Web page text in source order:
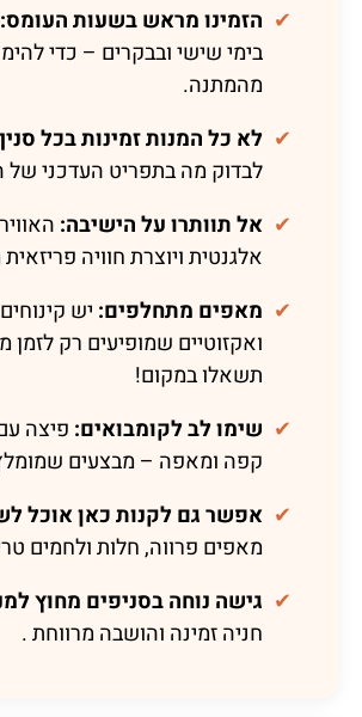
✔ הזמינו מראש בשעות העומס:
בימי שישי ובבקרים – כדי
מהמתנה.
✔ לא כל המנות זמינות בכל
לבדוק מה בתפריט העדכני של
✔ אל תוותרו על הישיבה:
אלגנטית ויוצרת חוויה
✔ מאפים מתחלפים: יש
ואקזוטיים שמופיעים רק לזמן
תשאלו במקום!
✔ שימו לב לקומבואים: פיצה
קפה ומאפה – מבצעים
✔ אפשר גם לקנות כאן אוכל
מאפים פרווה, חלות ולחמים
✔ גישה נוחה בסניפים מחוץ
חניה זמינה והושבה מרווחת .